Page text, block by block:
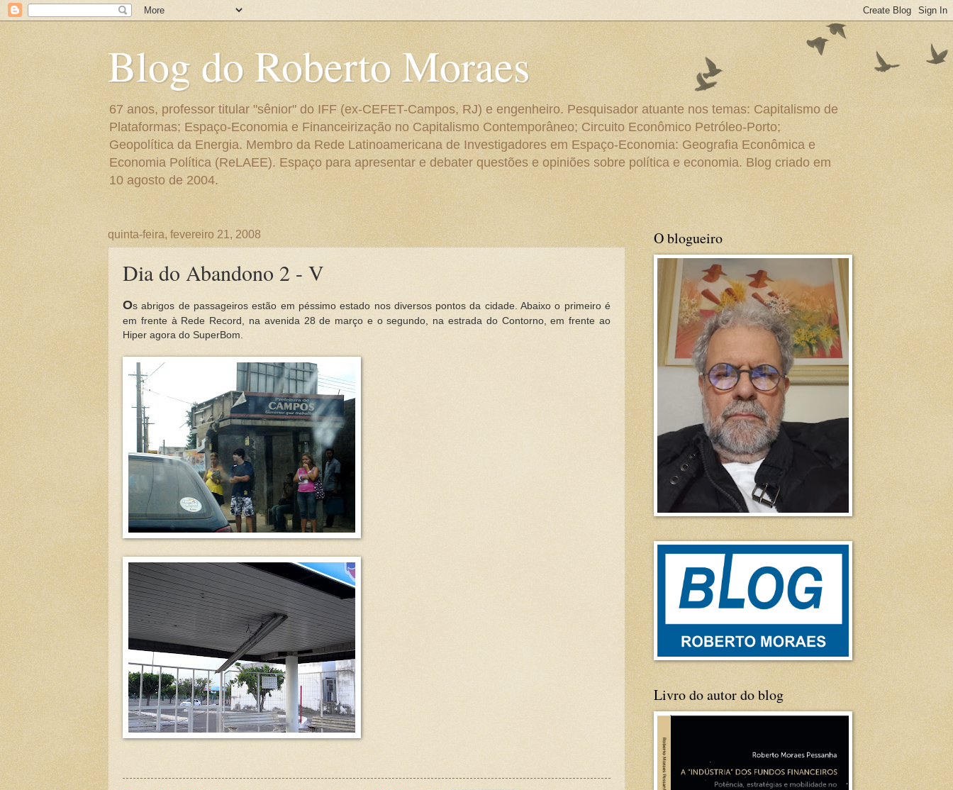
Blog do Roberto Moraes
67 anos, professor titular "sênior" do IFF (ex-CEFET-Campos, RJ) e engenheiro. Pesquisador atuante nos temas: Capitalismo de
Plataformas; Espaço-Economia e Financeirização no Capitalismo Contemporâneo; Circuito Econômico Petróleo-Porto;
Geopolítica da Energia. Membro da Rede Latinoamericana de Investigadores em Espaço-Economia: Geografia Econômica e
Economia Política (ReLAEE). Espaço para apresentar e debater questões e opiniões sobre política e economia. Blog criado em
10 agosto de 2004.
quinta-feira, fevereiro 21, 2008
Dia do Abandono 2 - V
Os abrigos de passageiros estão em péssimo estado nos diversos pontos da cidade. Abaixo o primeiro é
em frente à Rede Record, na avenida 28 de março e o segundo, na estrada do Contorno, em frente ao
Hiper agora do SuperBom.
O blogueiro
Livro do autor do blog